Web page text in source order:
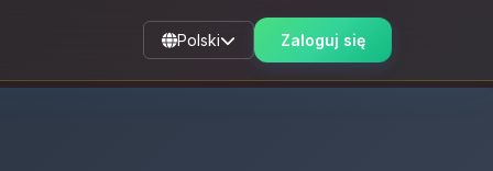
Polski Zaloguj się